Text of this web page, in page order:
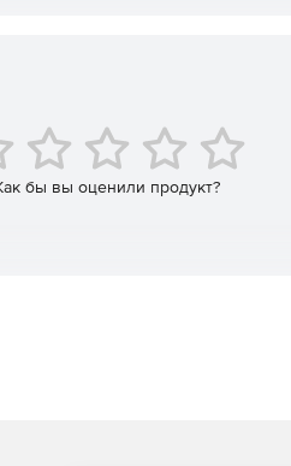
бы вы оценили продукт?